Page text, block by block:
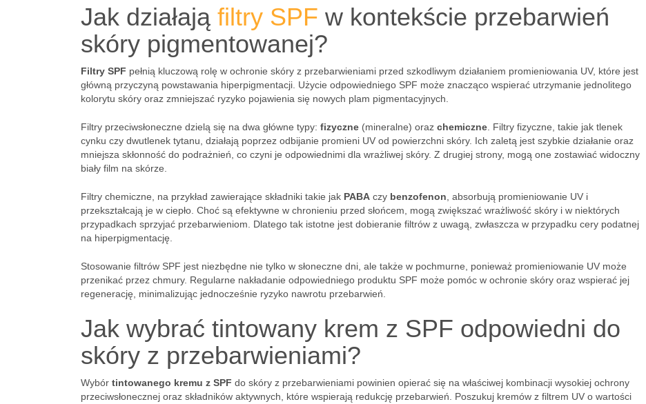
Jak działają filtry SPF w kontekście przebarwień
skóry pigmentowanej?
Filtry SPF pełnią kluczową rolę w ochronie skóry z przebarwieniami przed szkodliwym działaniem promieniowania UV, które jest
główną przyczyną powstawania hiperpigmentacji. Użycie odpowiedniego SPF może znacząco wspierać utrzymanie jednolitego
kolorytu skóry oraz zmniejszać ryzyko pojawienia się nowych plam pigmentacyjnych.
Filtry przeciwsłoneczne dzielą się na dwa główne typy: fizyczne (mineralne) oraz chemiczne . Filtry fizyczne, takie jak tlenek
cynku czy dwutlenek tytanu, działają poprzez odbijanie promieni UV od powierzchni skóry. Ich zaletą jest szybkie działanie oraz
mniejsza skłonność do podrażnień, co czyni je odpowiednimi dla wrażliwej skóry. Z drugiej strony, mogą one zostawiać widoczny
biały film na skórze.
Filtry chemiczne, na przykład zawierające składniki takie jak PABA czy benzofenon , absorbują promieniowanie UV i
przekształcają je w ciepło. Choć są efektywne w chronieniu przed słońcem, mogą zwiększać wrażliwość skóry i w niektórych
przypadkach sprzyjać przebarwieniom. Dlatego tak istotne jest dobieranie filtrów z uwagą, zwłaszcza w przypadku cery podatnej
na hiperpigmentację.
Stosowanie filtrów SPF jest niezbędne nie tylko w słoneczne dni, ale także w pochmurne, ponieważ promieniowanie UV może
przenikać przez chmury. Regularne nakładanie odpowiedniego produktu SPF może pomóc w ochronie skóry oraz wspierać jej
regenerację, minimalizując jednocześnie ryzyko nawrotu przebarwień.
Jak wybrać tintowany krem z SPF odpowiedni do
skóry z przebarwieniami?
Wybór tintowanego kremu z SPF do skóry z przebarwieniami powinien opierać się na właściwej kombinacji wysokiej ochrony
przeciwsłonecznej oraz składników aktywnych, które wspierają redukcję przebarwień. Poszukuj kremów z filtrem UV o wartości